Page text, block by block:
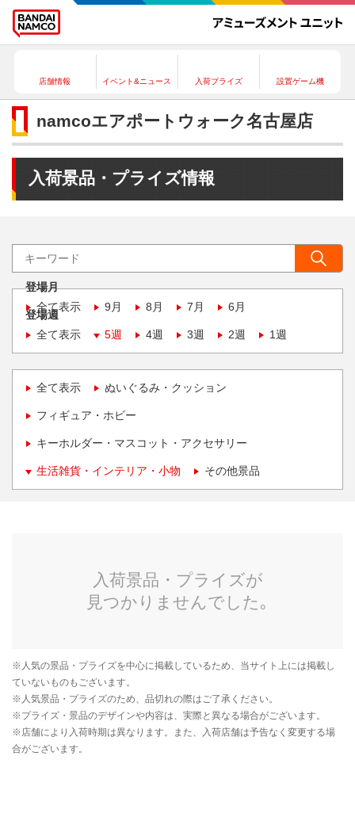
店舗情報 イベント&ニュース 入荷プライズ 設置ゲーム機
namcoエアポートウォーク名古屋店
入荷景品・プライズ情報
登場月
全て表示
9月 8月 7月 6月
登場週
全て表示
5週 4週 3週 2週 1週
全て表示 ぬいぐるみ・クッション
フィギュア・ホビー
キーホルダー・マスコット・アクセサリー
生活雑貨・インテリア・小物 その他景品